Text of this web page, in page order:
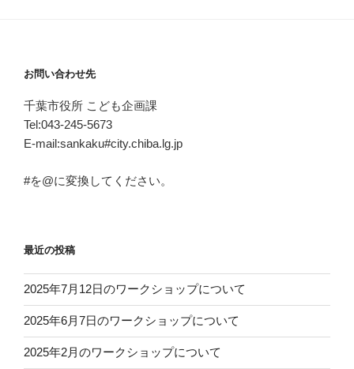
お問い合わせ先
千葉市役所 こども企画課
Tel:043-245-5673
E-mail:sankaku#city.chiba.lg.jp
#を@に変換してください。
最近の投稿
2025年7月12日のワークショップについて
2025年6月7日のワークショップについて
2025年2月のワークショップについて